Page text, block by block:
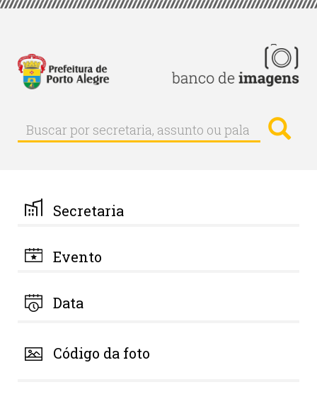
Pular
principal
Buscar
Buscar
por
palavra-
chave
Secretaria
Evento
Data
Código da foto